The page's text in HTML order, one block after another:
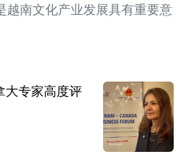
越南文化产业发展具有重要意
大专家高度评